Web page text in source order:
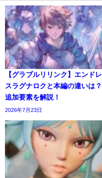
【グラブルリリンク】エンドレ
スラグナロクと本編の違いは？
追加要素を解説！
2026年7月23日